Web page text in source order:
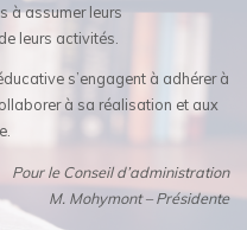
à assumer leurs
leurs activités.
s’engagent à adhérer à
à sa réalisation et aux
Pour le Conseil d’administration
M. Mohymont – Présidente